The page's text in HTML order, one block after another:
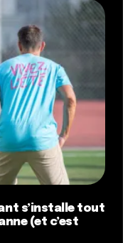
s’installe tout
(et c’est